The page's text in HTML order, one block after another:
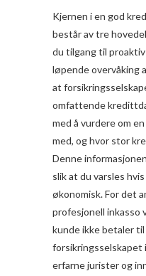
Kjernen i en god
består av tre
du tilgang til
løpende overvåking
at
omfattende
med å vurdere om
med, og hvor stor
Denne
slik at du varsles
økonomisk. For det
profesjonell inkasso
kunde ikke betaler
forsikringsselskapet
erfarne jurister og